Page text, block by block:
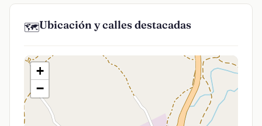
🗺️Ubicación y calles destacadas
+
−